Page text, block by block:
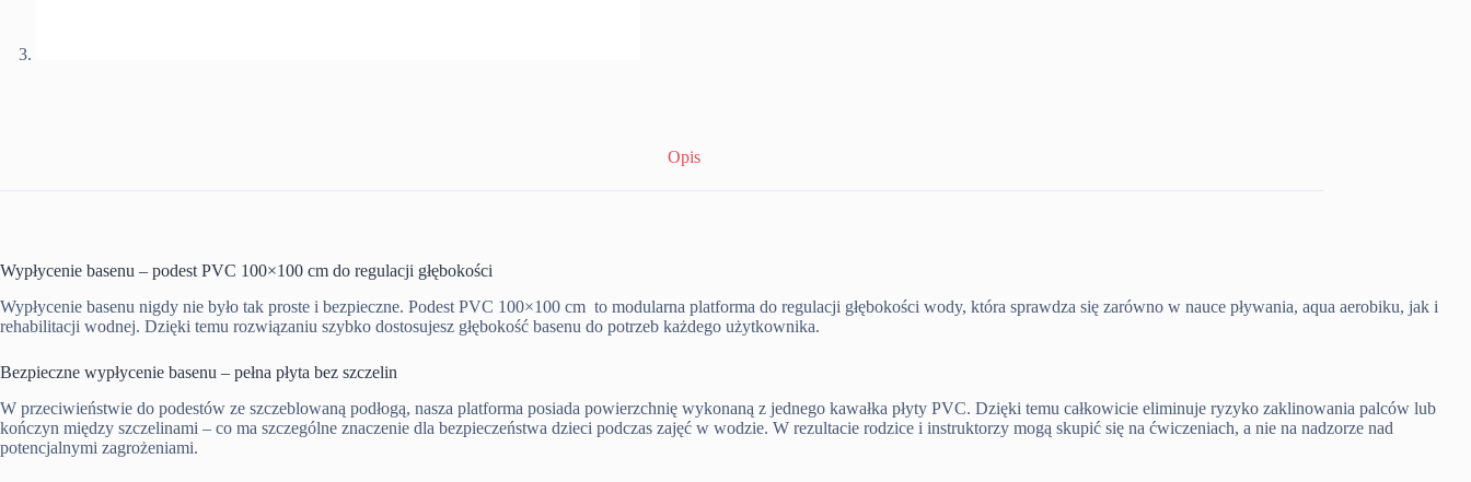
Opis
Wypłycenie basenu – podest PVC 100×100 cm do regulacji głębokości
Wypłycenie basenu nigdy nie było tak proste i bezpieczne. Podest PVC 100×100 cm to modularna platforma do regulacji głębokości wody, która sprawdza się zarówno w nauce pływania, aqua aerobiku, jak i
rehabilitacji wodnej. Dzięki temu rozwiązaniu szybko dostosujesz głębokość basenu do potrzeb każdego użytkownika.
Bezpieczne wypłycenie basenu – pełna płyta bez szczelin
W przeciwieństwie do podestów ze szczeblowaną podłogą, nasza platforma posiada powierzchnię wykonaną z jednego kawałka płyty PVC. Dzięki temu całkowicie eliminuje ryzyko zaklinowania palców lub
kończyn między szczelinami – co ma szczególne znaczenie dla bezpieczeństwa dzieci podczas zajęć w wodzie. W rezultacie rodzice i instruktorzy mogą skupić się na ćwiczeniach, a nie na nadzorze nad
potencjalnymi zagrożeniami.